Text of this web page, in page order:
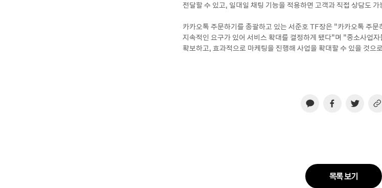
전달할 수 있고, 일대일 채팅 기능을 적용하면 고객과 직접 상담도 가
카카오톡 주문하기를 총괄하고 있는 서준호 TF장은 “카카오톡 주
지속적인 요구가 있어 서비스 확대를 결정하게 됐다”며 “중소사업
확보하고, 효과적으로 마케팅을 진행해 사업을 확대할 수 있을 것으
목록 보기